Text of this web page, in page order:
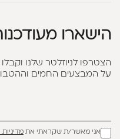
הישארו
הצטרפו לניוזלטר שלנו וקבלו
על המבצעים החמים
אני מאשר/ת שקראתי את